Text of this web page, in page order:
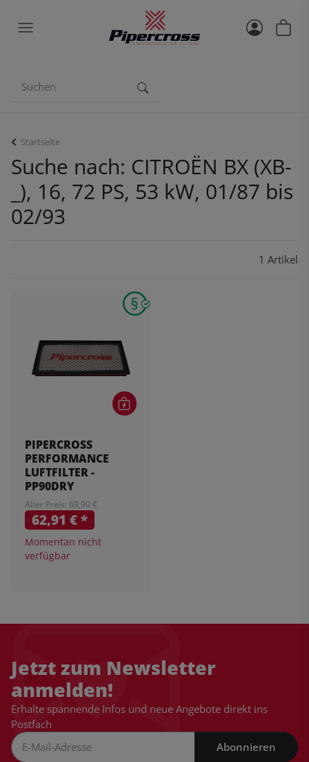
Startseite
Suche nach: CITROËN BX (XB-
_), 16, 72 PS, 53 kW, 01/87 bis
02/93
1 Artikel
PIPERCROSS
PERFORMANCE
LUFTFILTER -
PP90DRY
Alter Preis: 69,90 €
62,91 €*
Momentan nicht
verfügbar
Jetzt zum Newsletter
anmelden!
Erhalte spannende Infos und neue Angebote direkt ins
Postfach
Abonnieren